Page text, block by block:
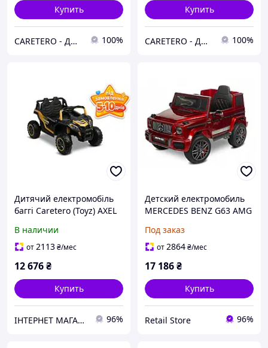
Купить
CARETERO - ДИТЯЧІ ТОВАРИ ОПТОМ ТА В РОЗДРІБ 100%
Купить
CARETERO - ДИТЯЧІ ТОВАРИ ОПТОМ ТА В РОЗДРІБ 100%
Дитячий електромобіль
баггі Caretero (Toyz) AXEL
В наличии
от2113₴/мес
12 676₴
Купить
ІНТЕРНЕТ МАГАЗИН ДИТЯЧИХ ТОВАРІВ AGNES SHOP 96%
Детский електромобиль
MERCEDES BENZ G63 AMG
Под заказ
от2864₴/мес
17 186₴
Купить
Retail Store 96%